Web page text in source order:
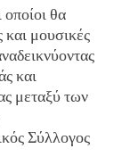
θα
μουσικές
και
μεταξύ των
Σύλλογος